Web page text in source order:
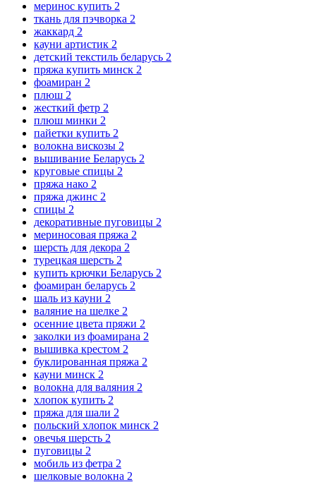
меринос купить 2
ткань для пэчворка 2
жаккард 2
кауни артистик 2
детский текстиль беларусь 2
пряжа купить минск 2
фоамиран 2
плюш 2
жесткий фетр 2
плюш минки 2
пайетки купить 2
волокна вискозы 2
вышивание Беларусь 2
круговые спицы 2
пряжа нако 2
пряжа джинс 2
спицы 2
декоративные пуговицы 2
мериносовая пряжа 2
шерсть для декора 2
турецкая шерсть 2
купить крючки Беларусь 2
фоамиран беларусь 2
шаль из кауни 2
валяние на шелке 2
осенние цвета пряжи 2
заколки из фоамирана 2
вышивка крестом 2
буклированная пряжа 2
кауни минск 2
волокна для валяния 2
хлопок купить 2
пряжа для шали 2
польский хлопок минск 2
овечья шерсть 2
пуговицы 2
мобиль из фетра 2
шелковые волокна 2